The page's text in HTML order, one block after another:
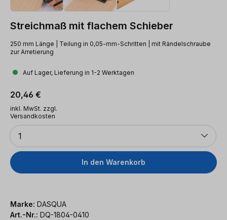
Streichmaß mit flachem Schieber
250 mm Länge | Teilung in 0,05-mm-Schritten | mit Rändelschraube
zur Arretierung
Auf Lager, Lieferung in 1-2 Werktagen
Regulärer Preis:
20,46 €
inkl. MwSt. zzgl.
Versandkosten
Anzahl
1
In den Warenkorb
Marke: DASQUA
Art.-Nr.: DQ-1804-0410